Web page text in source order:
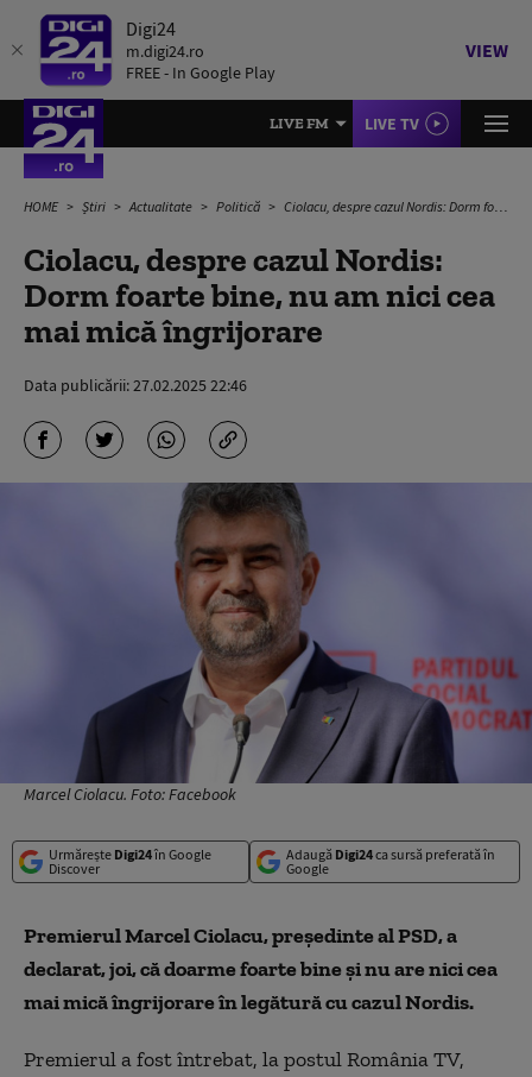
Digi24
m.digi24.ro
FREE - In Google Play
VIEW
LIVE FM LIVE TV
HOME Știri Actualitate Politică Ciolacu, despre cazul Nordis: Dorm foarte bine, nu am nici cea mai mică îngrijorare
Ciolacu, despre cazul Nordis:
Dorm foarte bine, nu am nici cea
mai mică îngrijorare
Data publicării:27.02.2025 22:46
Marcel Ciolacu. Foto: Facebook
Urmărește Digi24în Google
Discover
Adaugă Digi24ca sursă preferată în
Google
Premierul Marcel Ciolacu, preşedinte al PSD, a
declarat, joi, că doarme foarte bine şi nu are nici cea
mai mică îngrijorare în legătură cu cazul Nordis.
Premierul a fost întrebat, la postul România TV,